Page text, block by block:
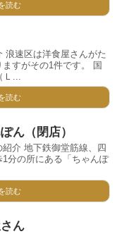
読む
浪速区は洋食屋さんがた
すがその1件です。 国
Ｌ...
読む
ん（閉店）
介 地下鉄御堂筋線、四
分の所にある「ちゃんぽ
読む
ん